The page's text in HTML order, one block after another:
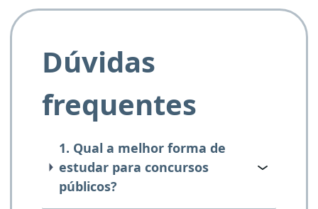
Dúvidas
frequentes
1. Qual a melhor forma de
estudar para concursos
públicos?